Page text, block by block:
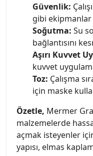
Güvenlik:
gibi ekipmanlar
Soğutma: Su
bağlantısını
Aşırı Kuvvet
kuvvet
Toz: Çalışma
için maske
Özetle, Mermer
malzemelerde
açmak isteyenler
yapısı, elmas